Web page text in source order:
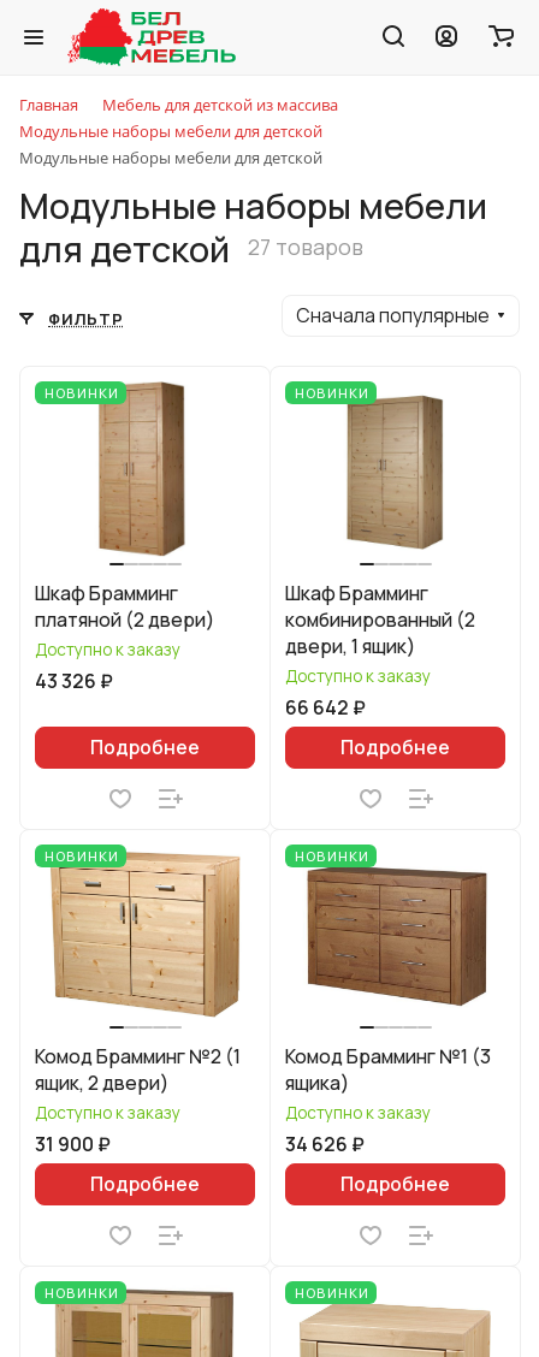
Главная
Мебель для детской из массива
Модульные наборы мебели для детской
Модульные наборы мебели для детской
Модульные наборы мебели
для детской
27 товаров
ФИЛЬТР Сначала популярные
НОВИНКИ
Шкаф Брамминг
платяной (2 двери)
Доступно к заказу
43 326 ₽
Подробнее
НОВИНКИ
Шкаф Брамминг
комбинированный (2
двери, 1 ящик)
Доступно к заказу
66 642 ₽
Подробнее
НОВИНКИ
Комод Брамминг №2 (1
ящик, 2 двери)
Доступно к заказу
31 900 ₽
Подробнее
НОВИНКИ
Комод Брамминг №1 (3
ящика)
Доступно к заказу
34 626 ₽
Подробнее
НОВИНКИ НОВИНКИ